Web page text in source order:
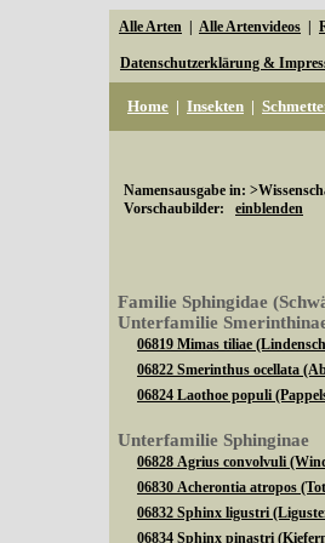
Alle Arten Alle Artenvideos
Datenschutzerklärung &
Home | Insekten |
Namensausgabe in:
Vorschaubilder: einblenden
Familie Sphingidae
Unterfamilie
06819 Mimas tiliae
06822 Smerinthus ocellata
06824 Laothoe populi
Unterfamilie Sphinginae
06828 Agrius convolvuli
06830 Acherontia atropos
06832 Sphinx ligustri
06834 Sphinx pinastri